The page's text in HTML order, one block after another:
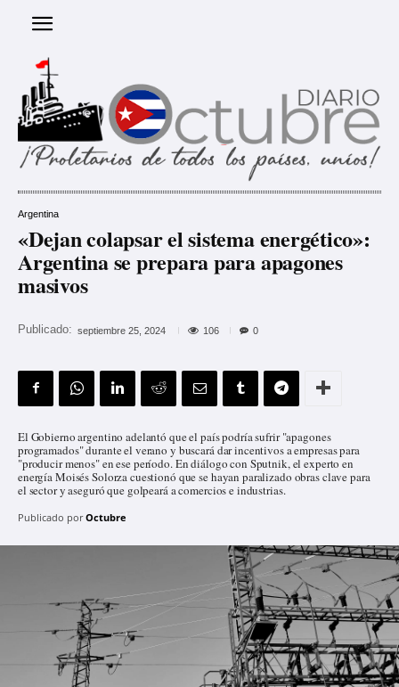
Argentina
«Dejan colapsar el sistema energético»:
Argentina se prepara para apagones
masivos
Publicado: septiembre 25, 2024 106 0
El Gobierno argentino adelantó que el país podría sufrir "apagones
programados" durante el verano y buscará dar incentivos a empresas para
"producir menos" en ese período. En diálogo con Sputnik, el experto en
energía Moisés Solorza cuestionó que se hayan paralizado obras clave para
el sector y aseguró que golpeará a comercios e industrias.
Publicado por Octubre